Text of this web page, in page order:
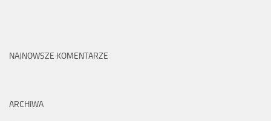
NAJNOWSZE KOMENTARZE
ARCHIWA